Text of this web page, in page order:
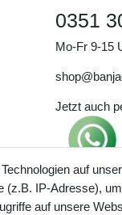
0351
Mo-Fr 9-15
Jetzt auch
zzgl.
auf
(z.B. IP-Adresse),
auf unsere